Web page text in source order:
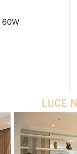
60W